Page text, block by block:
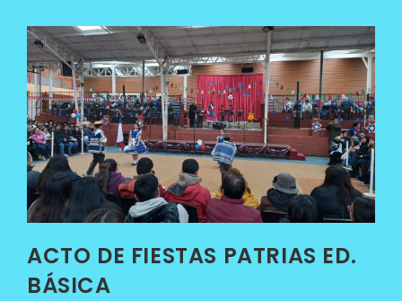
ACTO DE FIESTAS PATRIAS ED.
BÁSICA